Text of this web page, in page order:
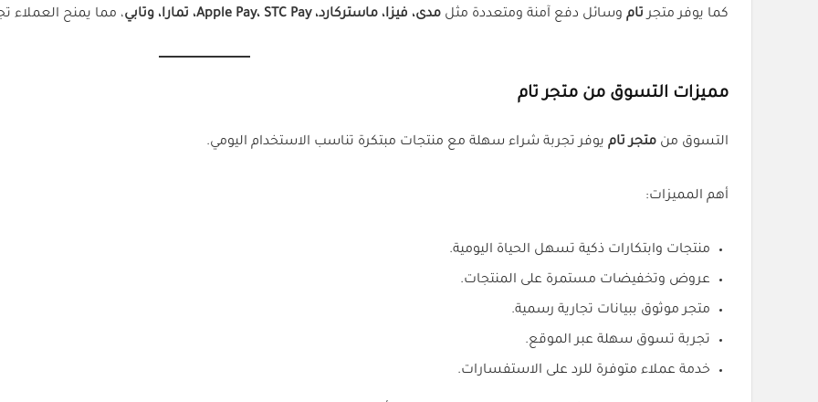
كما يوفر متجرتام وسائل دفع آمنة ومتعددة مثل مدى، فيزا، ماستركارد، Apple Pay، STC Pay، تمارا، وتابي ، مما يمنح العملاء
مميزات التسوق من متجر تام
التسوق من متجر تام يوفر تجربة شراء سهلة مع منتجات مبتكرة تناسب الاستخدام اليومي.
أهم المميزات:
منتجات وابتكارات ذكية تسهل الحياة اليومية.
عروض وتخفيضات مستمرة على المنتجات.
متجر موثوق ببيانات تجارية رسمية.
تجربة تسوق سهلة عبر الموقع.
خدمة عملاء متوفرة للرد على الاستفسارات.